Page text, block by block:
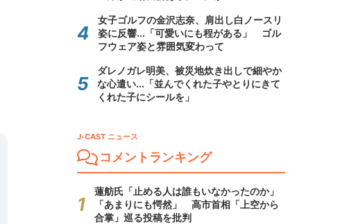
女子ゴルフの金沢志奈、肩出し白ノースリ
姿に反響...「可愛いにも程がある」 ゴル
フウェア姿と雰囲気変わって
ダレノガレ明美、被災地炊き出しで細やか
な心遣い...「並んでくれた子やとりにきて
くれた子にシールを」
J-CAST ニュース
コメントランキング
蓮舫氏「止める人は誰もいなかったのか」
「あまりにも愕然」 高市首相「上空から
合掌」巡る投稿を批判